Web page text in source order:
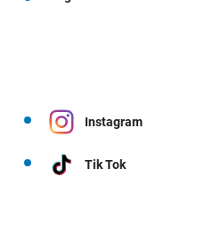
Instagram
Tik Tok